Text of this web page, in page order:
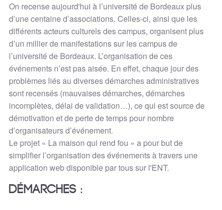
On recense aujourd'hui à l’université de Bordeaux plus
d’une centaine d’associations. Celles-ci, ainsi que les
différents acteurs culturels des campus, organisent plus
d’un millier de manifestations sur les campus de
l’université de Bordeaux. L’organisation de ces
événements n’est pas aisée. En effet, chaque jour des
problèmes liés au diverses démarches administratives
sont recensés (mauvaises démarches, démarches
incomplètes, délai de validation…), ce qui est source de
démotivation et de perte de temps pour nombre
d’organisateurs d’événement.
Le projet « La maison qui rend fou » a pour but de
simplifier l’organisation des événements à travers une
application web disponible par tous sur l'ENT.
Démarches :